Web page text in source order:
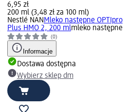
6,95 zł
200 ml (3,48 zł za 100 ml)
Nestlé NAN Mleko następne OPTIpro
Plus HMO 2, 200 mlmleko następne
(0)
Informacje
Dostawa dostępna
Wybierz sklep dm